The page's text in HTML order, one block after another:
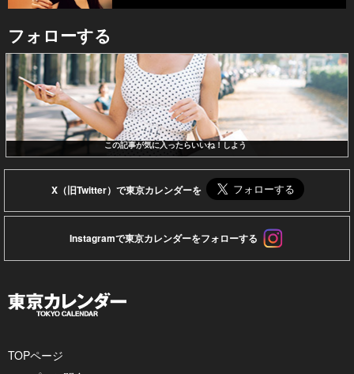
フォローする
この記事が気に入ったらいいね！しよう
X（旧Twitter）で東京カレンダーを
Instagramで東京カレンダーをフォローする
TOPページ